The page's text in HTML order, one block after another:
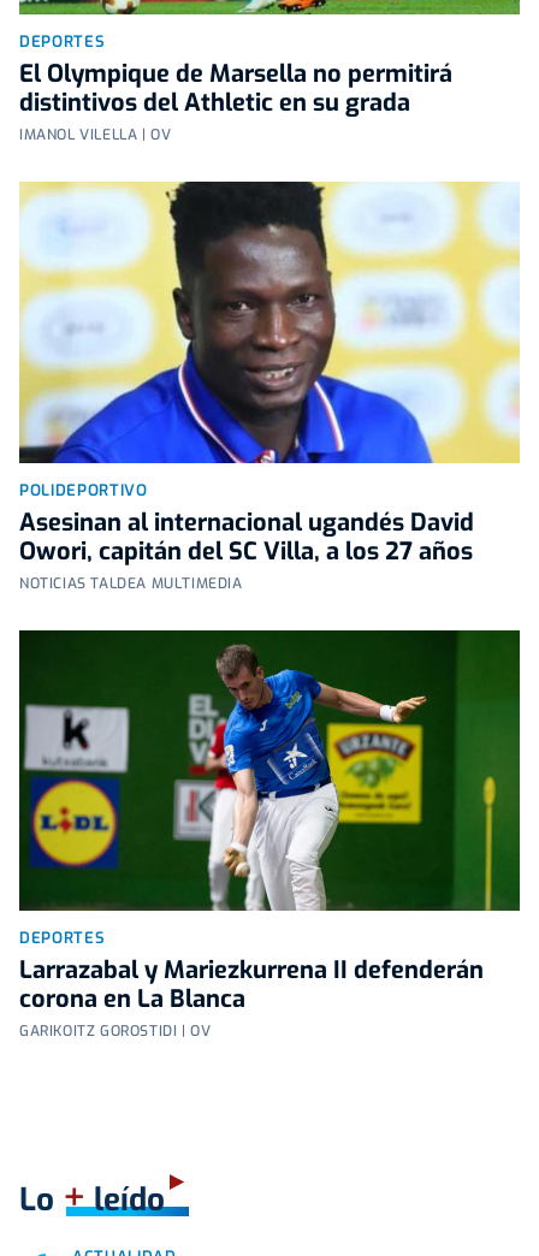
DEPORTES
El Olympique de Marsella no permitirá
distintivos del Athletic en su grada
IMANOL VILELLA | OV
POLIDEPORTIVO
Asesinan al internacional ugandés David
Owori, capitán del SC Villa, a los 27 años
NOTICIAS TALDEA MULTIMEDIA
DEPORTES
Larrazabal y Mariezkurrena II defenderán
corona en La Blanca
GARIKOITZ GOROSTIDI | OV
Lo +leído